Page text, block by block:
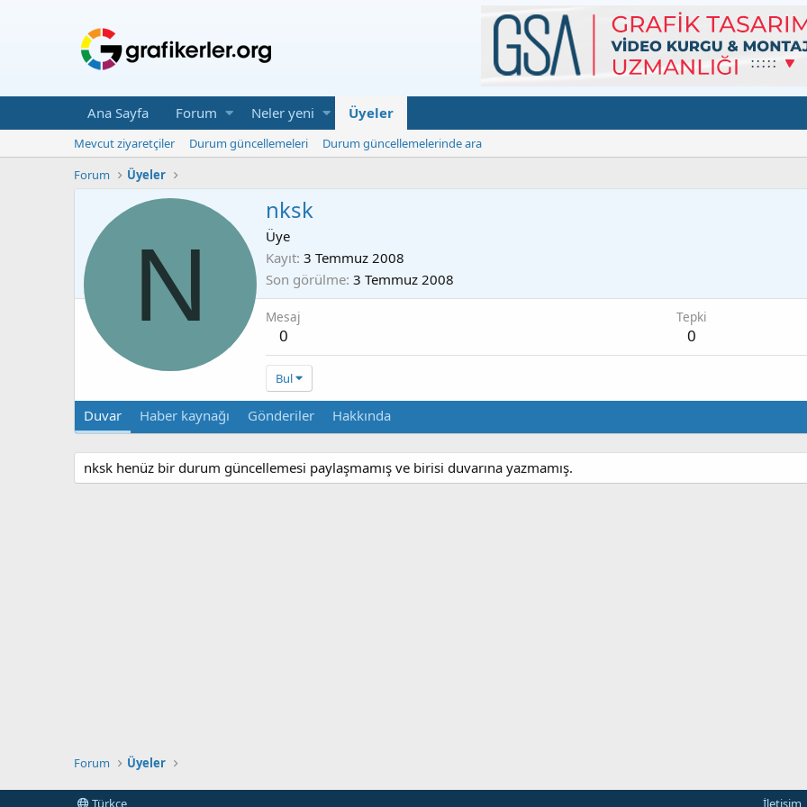
Ana Sayfa Forum Neler yeni Üyeler
Mevcut ziyaretçiler Durum güncellemeleri
Durum güncellemelerinde ara
Forum
Üyeler
N
nksk
Üye
Kayıt 3 Temmuz 2008
Son görülme 3 Temmuz 2008
Mesaj
0
Tepki
0
Bul
Duvar Haber kaynağı Gönderiler Hakkında
nksk henüz bir durum güncellemesi paylaşmamış ve birisi duvarına yazmamış.
Forum Üyeler
Türkçe İletişim